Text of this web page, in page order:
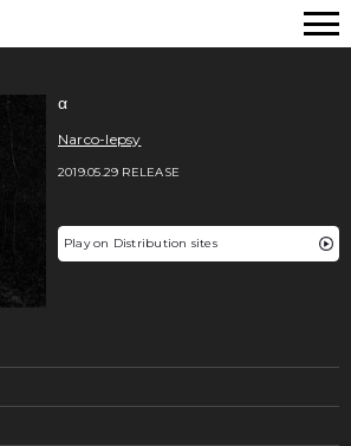
α
Narco-lepsy
2019.05.29 RELEASE
Play on Distribution sites